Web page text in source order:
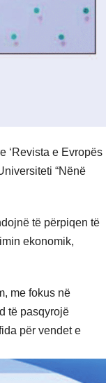
‘Revista e Evropës
“Nënë
të përpiqen të
ekonomik,
me fokus në
të pasqyrojë
për vendet e